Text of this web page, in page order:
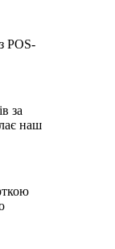
POS-
за
наш